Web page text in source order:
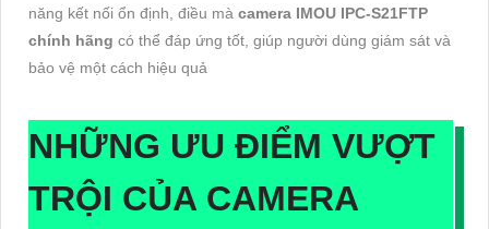
năng kết nối ổn định, điều mà camera IMOU IPC-S21FTP
chính hãng có thể đáp ứng tốt, giúp người dùng giám sát và
bảo vệ một cách hiệu quả
NHỮNG ƯU ĐIỂM VƯỢT
TRỘI CỦA CAMERA